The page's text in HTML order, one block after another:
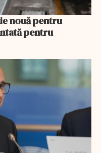
nouă pentru
pentru